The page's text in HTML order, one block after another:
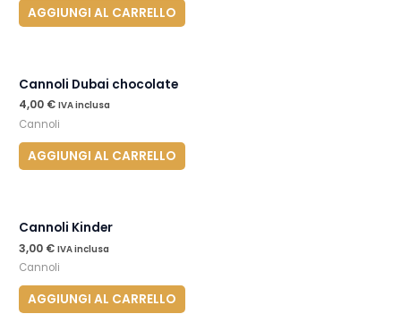
AGGIUNGI AL CARRELLO
Cannoli Dubai chocolate
4,00 € IVA inclusa
Cannoli
AGGIUNGI AL CARRELLO
Cannoli Kinder
3,00 € IVA inclusa
Cannoli
AGGIUNGI AL CARRELLO